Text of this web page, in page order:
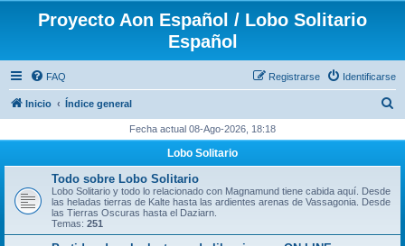
Proyecto Aon Español / Lobo Solitario
Español
FAQ Identificarse
Registrarse
Inicio Índice general
c
Fecha actual 08-Ago-2026, 18:18
Lobo Solitario
Todo sobre Lobo Solitario
Lobo Solitario y todo lo relacionado con Magnamund tiene cabida aquí. Desde
las heladas tierras de Kalte hasta las ardientes arenas de Vassagonia. Desde
las Tierras Oscuras hasta el Daziarn.
Temas: 251